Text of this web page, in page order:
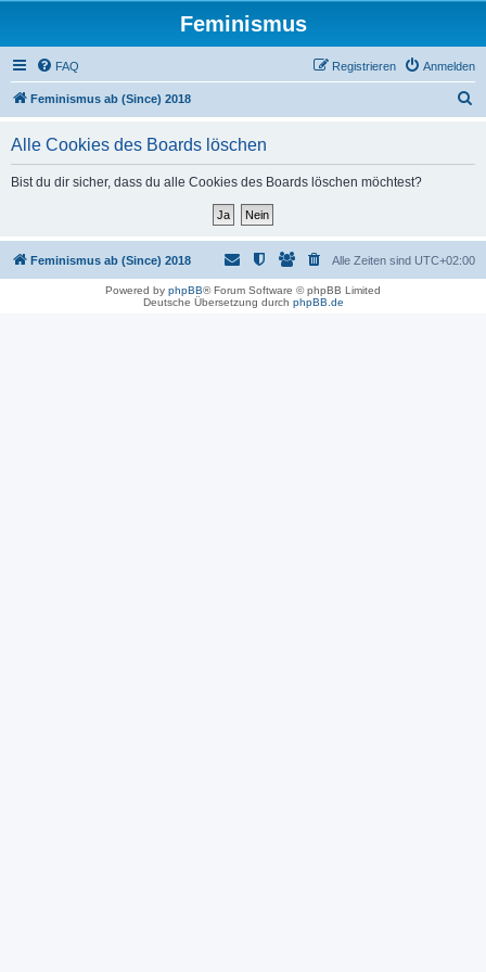
Feminismus
FAQ Anmelden
Registrieren
Feminismus ab (Since) 2018
Alle Cookies des Boards löschen
Bist du dir sicher, dass du alle Cookies des Boards löschen möchtest?
Feminismus ab (Since) 2018 Alle Zeiten sind UTC+02:00
Powered by phpBB® Forum Software © phpBB Limited
Deutsche Übersetzung durch phpBB.de